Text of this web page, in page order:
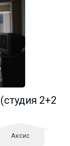
2+2
Аксис